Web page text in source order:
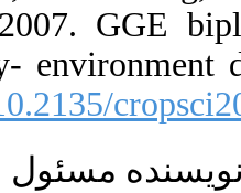
Cornelius.
genotype-
655. [